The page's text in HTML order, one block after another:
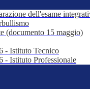
dell'esame
(documento 15 maggio)
- Istituto Tecnico
- Istituto Professionale